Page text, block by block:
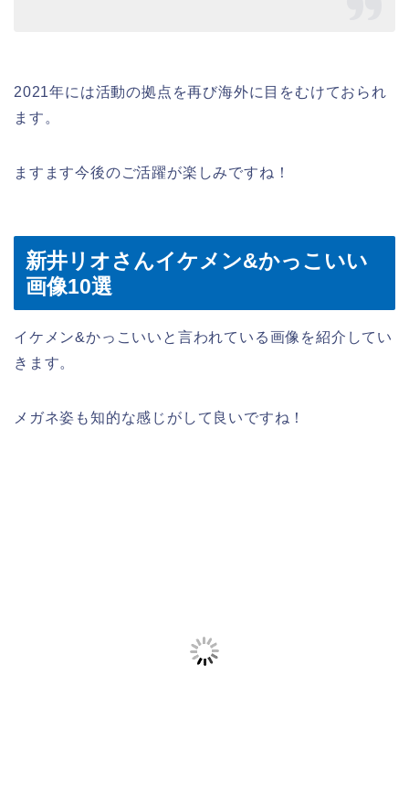
2021年には活動の拠点を再び海外に目をむけておられ
ます。
ますます今後のご活躍が楽しみですね！
新井リオさんイケメン&かっこいい
画像10選
イケメン&かっこいいと言われている画像を紹介してい
きます。
メガネ姿も知的な感じがして良いですね！